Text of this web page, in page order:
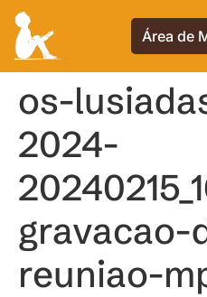
Área de
os-
2024-
gravacao-
reuniao-